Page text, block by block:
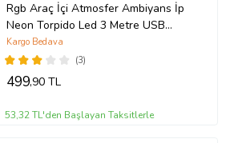
Rgb Araç İçi Atmosfer Ambiyans İp
Neon Torpido Led 3 Metre USB
Girişli
(3)
Kargo Bedava
499,90 TL
53,32 TL'den Başlayan Taksitlerle